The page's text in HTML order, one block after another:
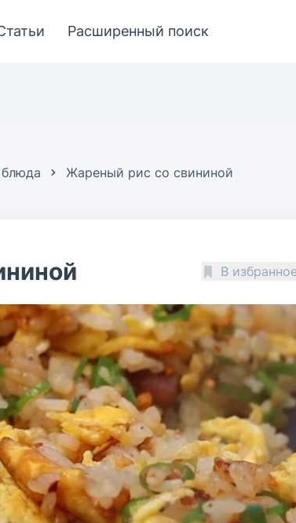
Расширенный поиск
Жареный рис со свининой
В